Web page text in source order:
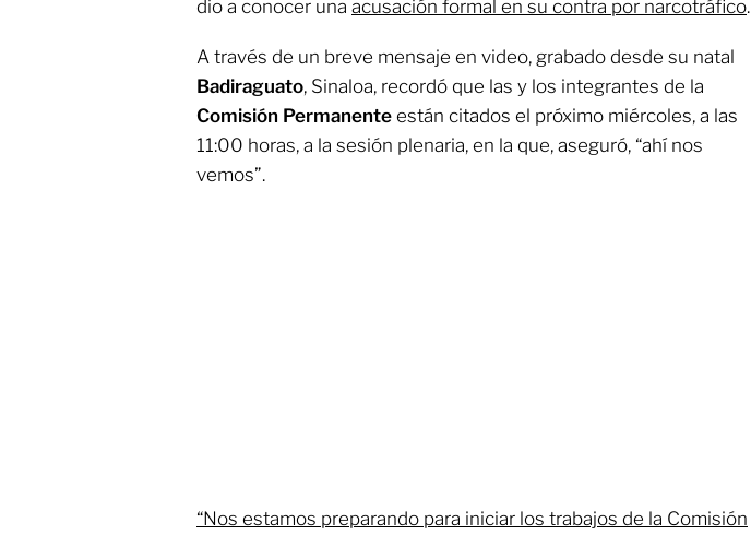
dio a conocer una acusación formal en su contra por narcotráfico.
A través de un breve mensaje en video, grabado desde su natal
Badiraguato, Sinaloa, recordó que las y los integrantes de la
Comisión Permanente están citados el próximo miércoles, a las
11:00 horas, a la sesión plenaria, en la que, aseguró, “ahí nos
vemos”.
“Nos estamos preparando para iniciar los trabajos de la Comisión